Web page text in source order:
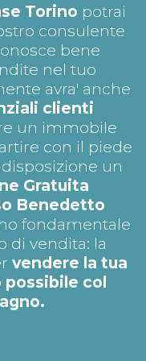
Torino potrai
consulente
bene
nel tuo
avra' anche
clienti
un immobile
con il piede
un
Gratuita
Benedetto
fondamentale
di vendita: la
vendere la tua
possibile col